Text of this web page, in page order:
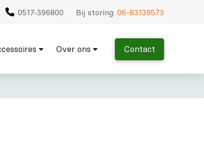
0517-396800 Bij storing:06-83139573
Over ons Contact